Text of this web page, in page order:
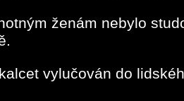
ženám nebylo
vylučován do